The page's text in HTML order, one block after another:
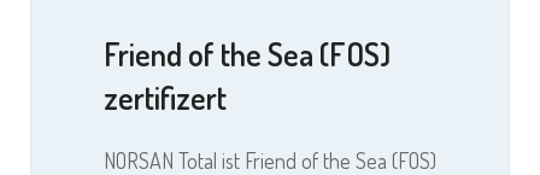
Friend of the Sea (FOS)
zertifizert
NORSAN Total ist Friend of the Sea (FOS)